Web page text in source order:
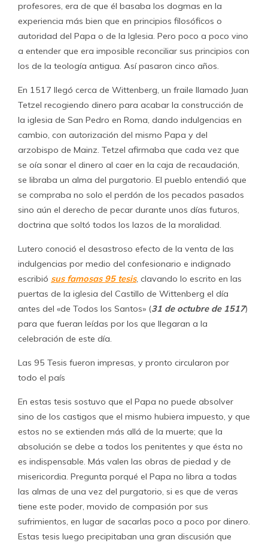
profesores, era de que él basaba los dogmas en la
experiencia más bien que en principios filosóficos o
autoridad del Papa o de la Iglesia. Pero poco a poco vino
a entender que era imposible reconciliar sus principios con
los de la teología antigua. Así pasaron cinco años.
En 1517 llegó cerca de Wittenberg, un fraile llamado Juan
Tetzel recogiendo dinero para acabar la construcción de
la iglesia de San Pedro en Roma, dando indulgencias en
cambio, con autorización del mismo Papa y del
arzobispo de Mainz. Tetzel afirmaba que cada vez que
se oía sonar el dinero al caer en la caja de recaudación,
se libraba un alma del purgatorio. El pueblo entendió que
se compraba no solo el perdón de los pecados pasados
sino aún el derecho de pecar durante unos días futuros,
doctrina que soltó todos los lazos de la moralidad.
Lutero conoció el desastroso efecto de la venta de las
indulgencias por medio del confesionario e indignado
escribió sus famosas 95 tesis, clavando lo escrito en las
puertas de la iglesia del Castillo de Wittenberg el día
antes del «de Todos los Santos» (31 de octubre de 1517)
para que fueran leídas por los que llegaran a la
celebración de este día.
Las 95 Tesis fueron impresas, y pronto circularon por
todo el país
En estas tesis sostuvo que el Papa no puede absolver
sino de los castigos que el mismo hubiera impuesto, y que
estos no se extienden más allá de la muerte; que la
absolución se debe a todos los penitentes y que ésta no
es indispensable. Más valen las obras de piedad y de
misericordia. Pregunta porqué el Papa no libra a todas
las almas de una vez del purgatorio, si es que de veras
tiene este poder, movido de compasión por sus
sufrimientos, en lugar de sacarlas poco a poco por dinero.
Estas tesis luego precipitaban una gran discusión que